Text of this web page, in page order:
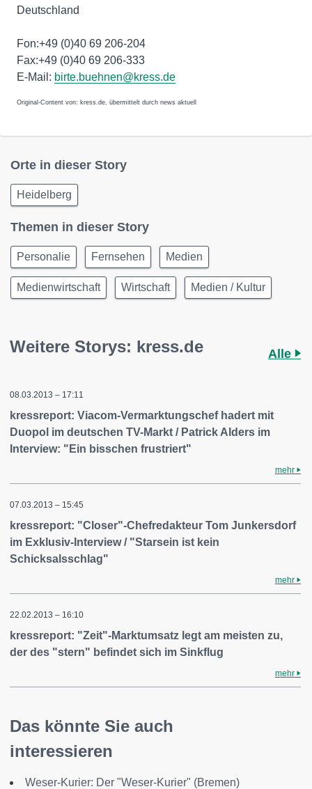
Deutschland
Fon:+49 (0)40 69 206-204
Fax:+49 (0)40 69 206-333
E-Mail: birte.buehnen@kress.de
Original-Content von: kress.de, übermittelt durch news aktuell
Orte in dieser Story
Heidelberg
Themen in dieser Story
Personalie Fernsehen Medien
Medienwirtschaft Wirtschaft Medien / Kultur
Weitere Storys: kress.de Alle
08.03.2013 – 17:11
kressreport: Viacom-Vermarktungschef hadert mit
Duopol im deutschen TV-Markt / Patrick Alders im
Interview: "Ein bisschen frustriert"
mehr
07.03.2013 – 15:45
kressreport: "Closer"-Chefredakteur Tom Junkersdorf
im Exklusiv-Interview / "Starsein ist kein
Schicksalsschlag"
mehr
22.02.2013 – 16:10
kressreport: "Zeit"-Marktumsatz legt am meisten zu,
der des "stern" befindet sich im Sinkflug
mehr
Das könnte Sie auch
interessieren
Weser-Kurier: Der "Weser-Kurier" (Bremen)